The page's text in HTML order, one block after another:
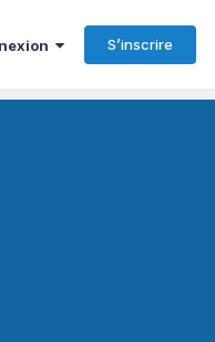
S’inscrire